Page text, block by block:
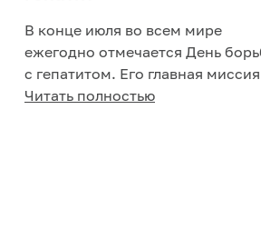
В конце июля во всем мире
ежегодно отмечается День
с гепатитом. Его главная
повысить уровень
Читать полностью